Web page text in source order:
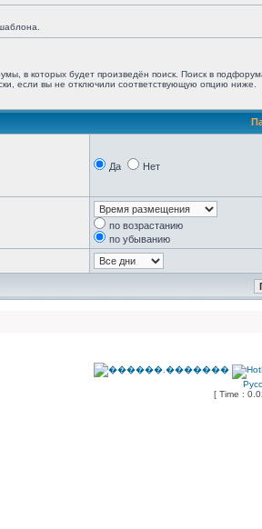
в которых будет произведён поиск. Поиск в
если вы не отключили соответствующую опцию ниже.
Да Нет
по возрастанию
по убыванию
[ Time :